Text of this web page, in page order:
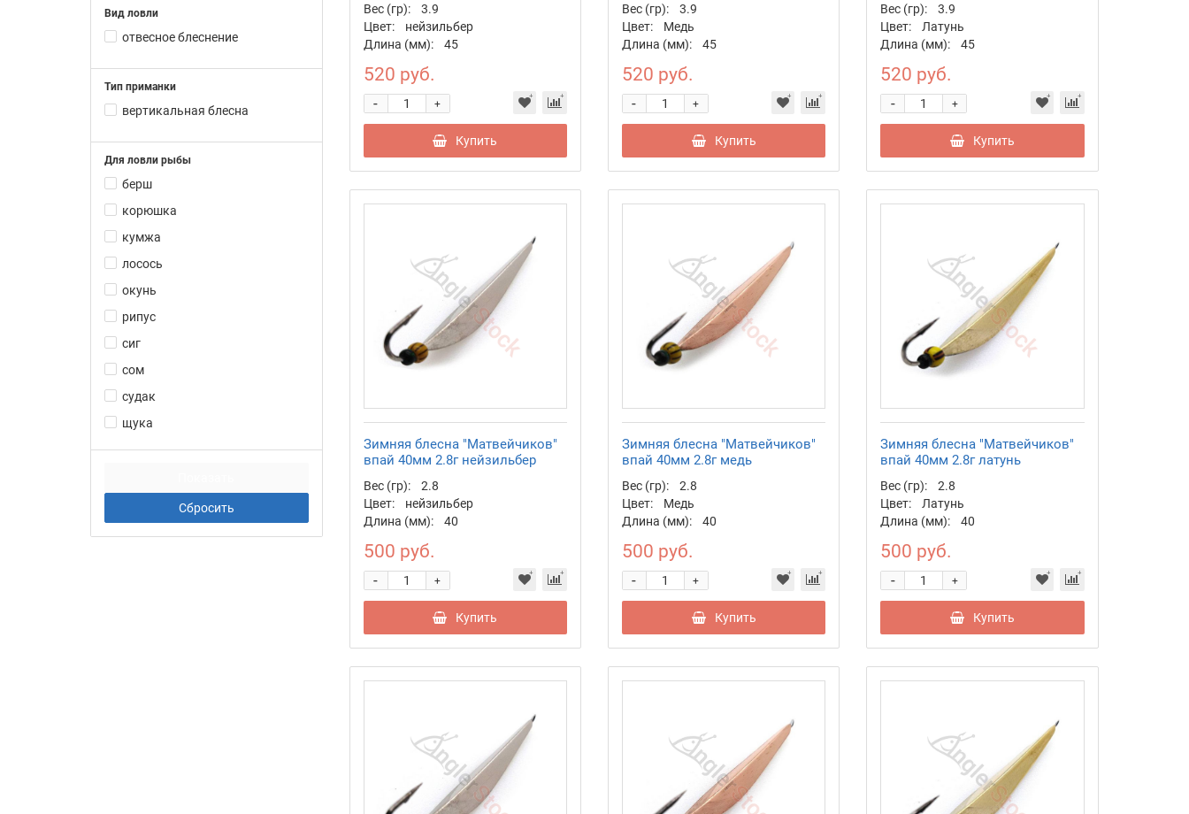
Вид ловли
отвесное блеснение
Тип приманки
вертикальная блесна
Для ловли рыбы
берш
корюшка
кумжа
лосось
окунь
рипус
сиг
сом
судак
щука
Вес (гр):
3.9
Цвет:
нейзильбер
Длина (мм):
45
520 руб.
+
-
Купить
Вес (гр):
3.9
Цвет:
Медь
Длина (мм):
45
520 руб.
+
-
Купить
Вес (гр):
3.9
Цвет:
Латунь
Длина (мм):
45
520 руб.
+
-
Купить
Зимняя блесна "Матвейчиков"
впай 40мм 2.8г нейзильбер
Вес (гр):
2.8
Цвет:
нейзильбер
Длина (мм):
40
500 руб.
+
-
Купить
Зимняя блесна "Матвейчиков"
впай 40мм 2.8г медь
Вес (гр):
2.8
Цвет:
Медь
Длина (мм):
40
500 руб.
+
-
Купить
Зимняя блесна "Матвейчиков"
впай 40мм 2.8г латунь
Вес (гр):
2.8
Цвет:
Латунь
Длина (мм):
40
500 руб.
+
-
Купить